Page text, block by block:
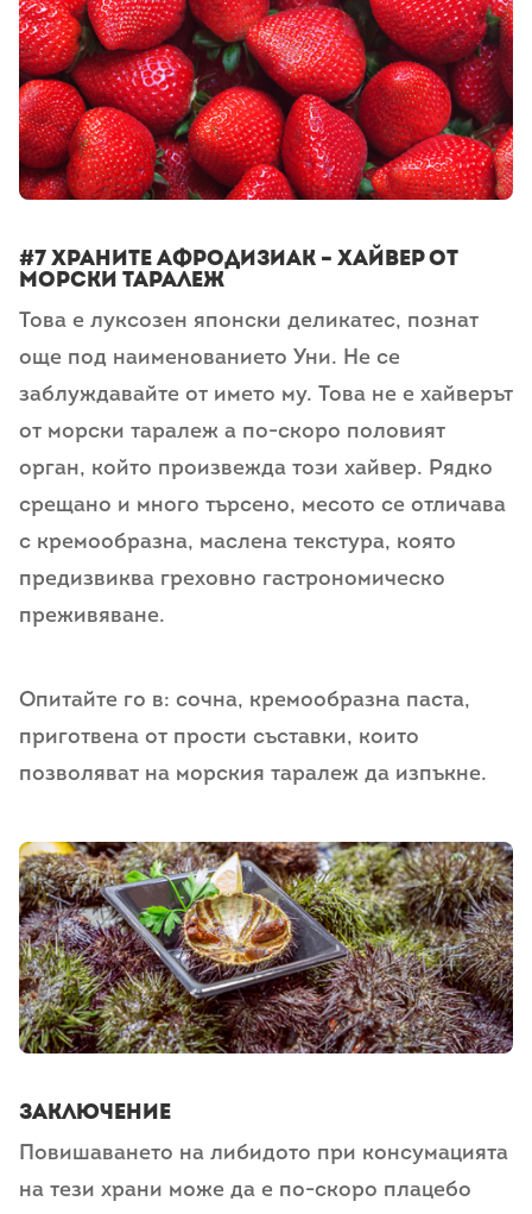
#7 храните афродизиак – Хайвер от
морски таралеж
Това е луксозен японски деликатес, познат
още под наименованието Уни. Не се
заблуждавайте от името му. Това не е хайверът
от морски таралеж а по-скоро половият
орган, който произвежда този хайвер. Рядко
срещано и много търсено, месото се отличава
с кремообразна, маслена текстура, която
предизвиква греховно гастрономическо
преживяване.
Опитайте го в: сочна, кремообразна паста,
приготвена от прости съставки, които
позволяват на морския таралеж да изпъкне.
заключение
Повишаването на либидото при консумацията
на тези храни може да е по-скоро плацебо